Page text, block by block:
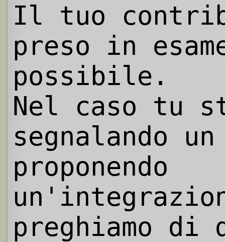
Il tuo
preso in
possibile.
Nel caso tu
segnalando
proponendo
preghiamo